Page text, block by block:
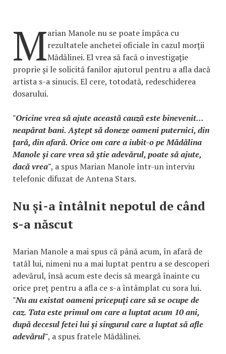
Marian Manole nu se poate împăca cu
rezultatele anchetei oficiale în cazul morții
Mădălinei. El vrea să facă o investigație
proprie și le solicită fanilor ajutorul pentru a afla dacă
artista s-a sinucis. El cere, totodată, redeschiderea
dosarului.
"Oricine vrea să ajute această cauză este binevenit...
neapărat bani. Aştept să doneze oameni puternici, din
ţară, din afară. Orice om care a iubit-o pe Mădălina
Manole şi care vrea să ştie adevărul, poate să ajute,
dacă vrea", a spus Marian Manole într-un interviu
telefonic difuzat de Antena Stars.
Nu și-a întâlnit nepotul de când
s-a născut
Marian Manole a mai spus că până acum, în afară de
tatăl lui, nimeni nu a mai luptat pentru a se descoperi
adevărul, însă acum este decis să meargă înainte cu
orice preț pentru a afla ce s-a întâmplat cu sora lui.
"Nu au existat oameni pricepuţi care să se ocupe de
caz. Tata este primul om care a luptat acum 10 ani,
după decesul fetei lui şi singurul care a luptat să afle
adevărul", a spus fratele Mădălinei.